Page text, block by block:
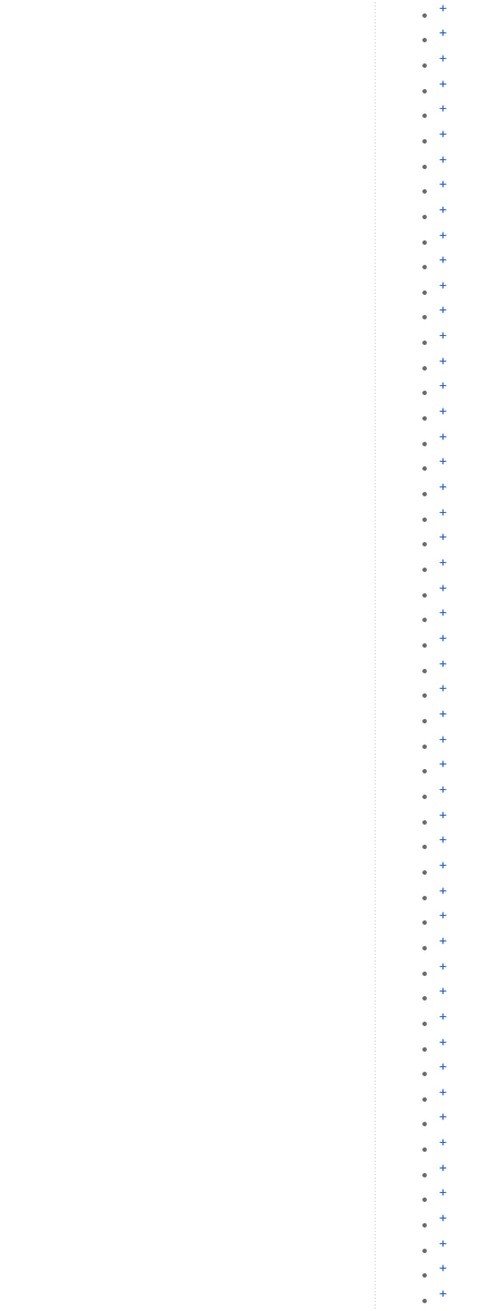
+
+
+
+
+
+
+
+
+
+
+
+
+
+
+
+
+
+
+
+
+
+
+
+
+
+
+
+
+
+
+
+
+
+
+
+
+
+
+
+
+
+
+
+
+
+
+
+
+
+
+
+